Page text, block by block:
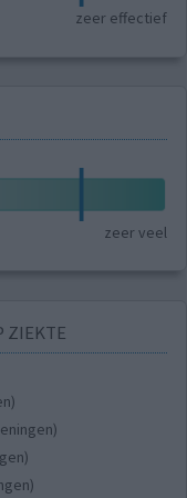
zeer effectief
zeer veel
ZIEKTE